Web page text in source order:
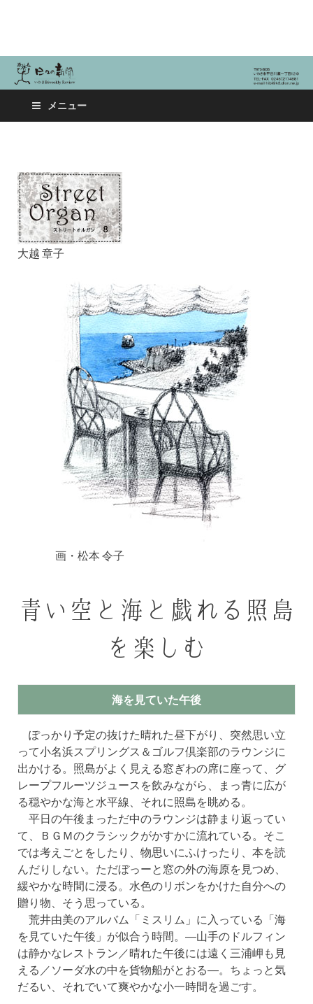
日々の新聞
メニュー
大越 章子
画・松本 令子
青い空と海と戯れる照島
を楽しむ
海を見ていた午後
ぽっかり予定の抜けた晴れた昼下がり、突然思い立
って小名浜スプリングス＆ゴルフ倶楽部のラウンジに
出かける。照島がよく見える窓ぎわの席に座って、グ
レープフルーツジュースを飲みながら、まっ青に広が
る穏やかな海と水平線、それに照島を眺める。
平日の午後まっただ中のラウンジは静まり返ってい
て、ＢＧＭのクラシックがかすかに流れている。そこ
では考えごとをしたり、物思いにふけったり、本を読
んだりしない。ただぼっーと窓の外の海原を見つめ、
緩やかな時間に浸る。水色のリボンをかけた自分への
贈り物、そう思っている。
荒井由美のアルバム「ミスリム」に入っている「海
を見ていた午後」が似合う時間。―山手のドルフィン
は静かなレストラン／晴れた午後には遠く三浦岬も見
える／ソーダ水の中を貨物船がとおる―。ちょっと気
だるい、それでいて爽やかな小一時間を過ごす。